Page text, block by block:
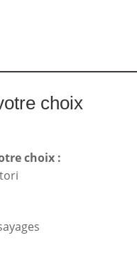
choix
choix :